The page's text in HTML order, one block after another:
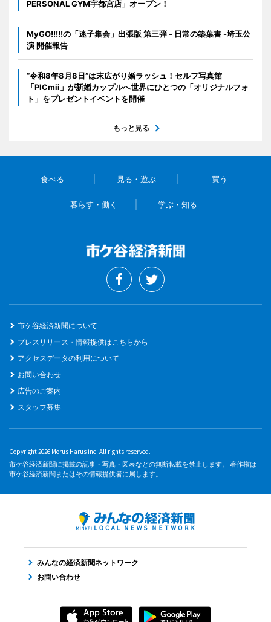
PERSONAL GYM宇都宮店」オープン！
MyGO!!!!!の「迷子集会」出張版 第三弾 - 日常の築葉書 -埼玉公
演 開催報告
“令和8年8月8日”は末広がり婚ラッシュ！セルフ写真館
「PICmii」が新婚カップルへ世界にひとつの「オリジナルフォ
ト」をプレゼントイベントを開催
もっと見る
食べる 見る・遊ぶ 買う
暮らす・働く 学ぶ・知る
市ケ谷経済新聞について
プレスリリース・情報提供はこちらから
アクセスデータの利用について
お問い合わせ
広告のご案内
スタッフ募集
Copyright 2026 Morus Harus inc. All rights reserved.
市ケ谷経済新聞に掲載の記事・写真・図表などの無断転載を禁止します。 著作権は
市ケ谷経済新聞またはその情報提供者に属します。
みんなの経済新聞ネットワーク
お問い合わせ